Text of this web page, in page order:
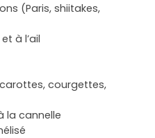
(Paris, shiitakes,
à l’ail
courgettes,
la cannelle